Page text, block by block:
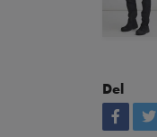
Del